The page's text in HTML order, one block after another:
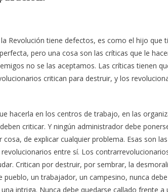
Revolución tiene defectos, es como el hijo que
pero una cosa son las críticas que le
no se las aceptamos. Las críticas tienen
critican para destruir, y los
hacerla en los centros de trabajo, en las
criticar. Y ningún administrador debe
de explicar cualquier problema. Esas son
entre sí. Los
Critican por destruir, por sembrar, la
un trabajador, un campesino, nunca
intriga. Nunca debe quedarse callado frente a